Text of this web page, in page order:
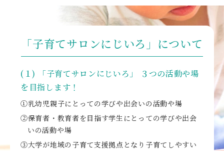
情報公開
国際交流
地域教育実践研究センター
九州女子大学大学院
人間科学専攻（修士課程）
就職状況
進路相談会案内
出前授業（高校生向け）
よくある質問
大規模災害により被災した本入学への特別措置
「子育てサロンにじいろ」について
(１) 「子育てサロンにじいろ」 ３つの活動や場
を目指します！
①乳幼児親子にとっての学びや出会いの活動や場
②保育者・教育者を目指す学生にとっての学びや出会
いの活動や場
③大学が地域の子育て支援拠点となり子育てしやすい